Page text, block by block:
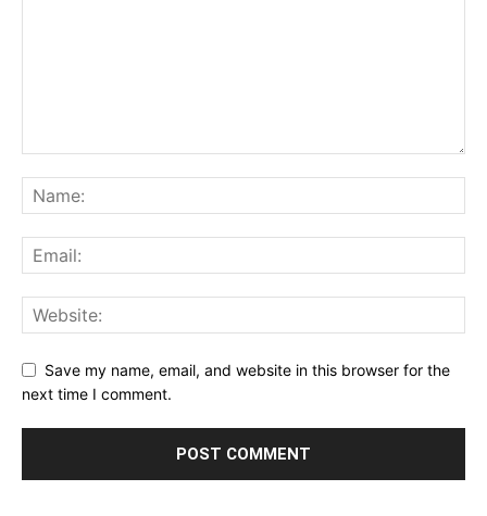
Save my name, email, and website in this browser for the
next time I comment.